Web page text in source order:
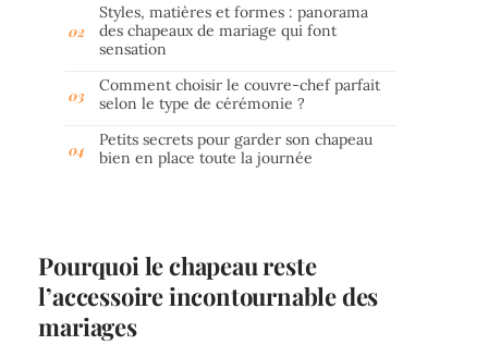
Styles, matières et formes : panorama
des chapeaux de mariage qui font
sensation
Comment choisir le couvre-chef parfait
selon le type de cérémonie ?
Petits secrets pour garder son chapeau
bien en place toute la journée
Pourquoi le chapeau reste
l’accessoire incontournable des
mariages